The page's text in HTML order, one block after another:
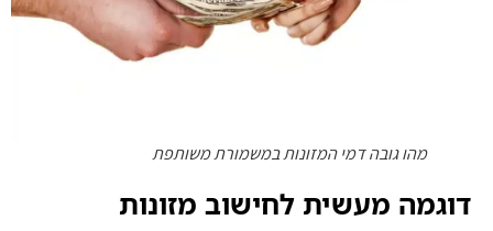
מהו גובה דמי המזונות במשמורת משותפת
דוגמה מעשית לחישוב מזונות